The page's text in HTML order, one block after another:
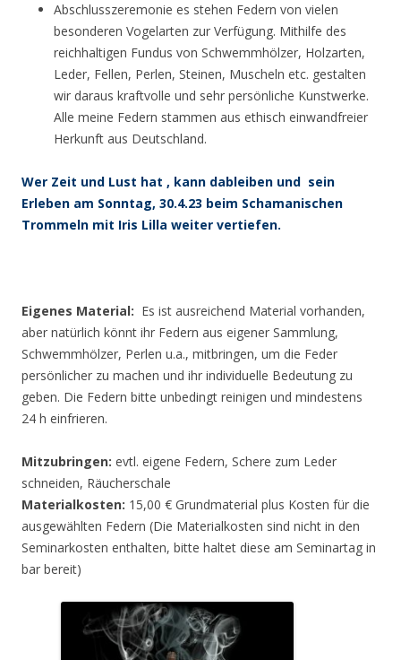
Abschlusszeremonie es stehen Federn von vielen
besonderen Vogelarten zur Verfügung. Mithilfe des
reichhaltigen Fundus von Schwemmhölzer, Holzarten,
Leder, Fellen, Perlen, Steinen, Muscheln etc. gestalten
wir daraus kraftvolle und sehr persönliche Kunstwerke.
Alle meine Federn stammen aus ethisch einwandfreier
Herkunft aus Deutschland.
Wer Zeit und Lust hat , kann dableiben und sein
Erleben am Sonntag, 30.4.23 beim Schamanischen
Trommeln mit Iris Lilla weiter vertiefen.
Eigenes Material: Es ist ausreichend Material vorhanden,
aber natürlich könnt ihr Federn aus eigener Sammlung,
Schwemmhölzer, Perlen u.a., mitbringen, um die Feder
persönlicher zu machen und ihr individuelle Bedeutung zu
geben. Die Federn bitte unbedingt reinigen und mindestens
24 h einfrieren.
Mitzubringen: evtl. eigene Federn, Schere zum Leder
schneiden, Räucherschale
Materialkosten: 15,00 € Grundmaterial plus Kosten für die
ausgewählten Federn (Die Materialkosten sind nicht in den
Seminarkosten enthalten, bitte haltet diese am Seminartag in
bar bereit)